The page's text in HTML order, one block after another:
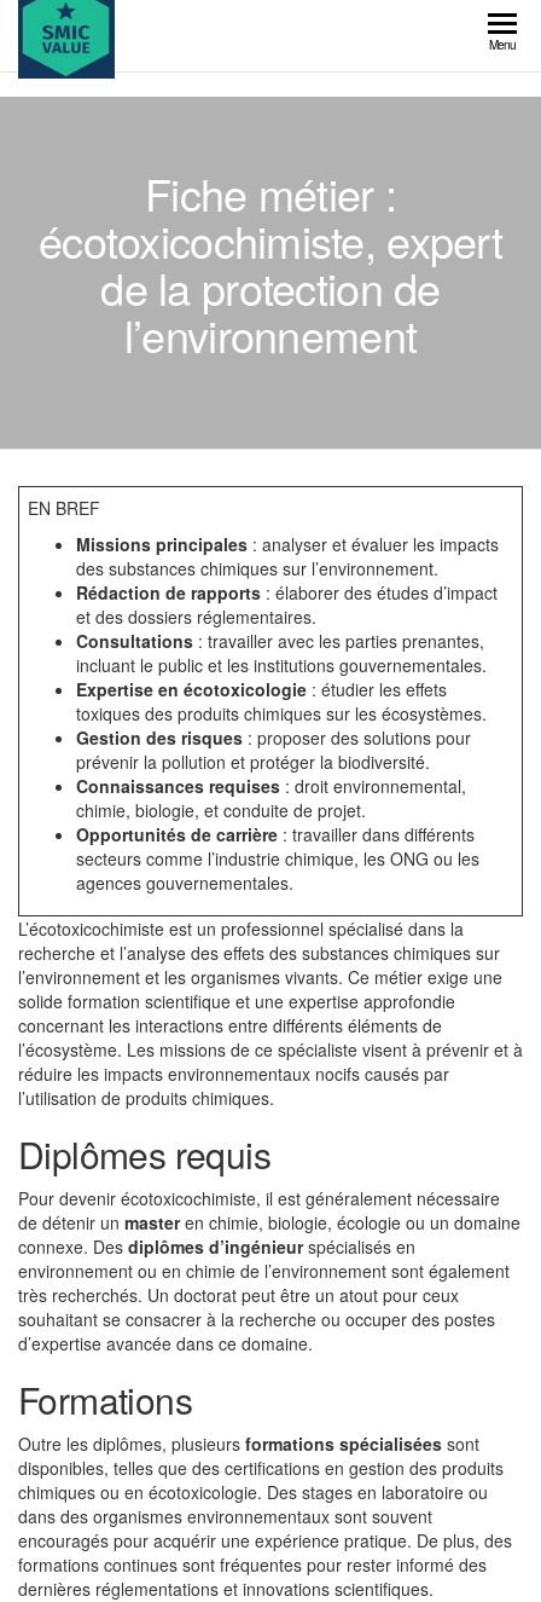
Skip
the
content
value
Menu
Fiche métier :
écotoxicochimiste, expert
de la protection de
l’environnement
EN BREF
Missions principales : analyser et évaluer les impacts
des substances chimiques sur l’environnement.
Rédaction de rapports : élaborer des études d’impact
et des dossiers réglementaires.
Consultations : travailler avec les parties prenantes,
incluant le public et les institutions gouvernementales.
Expertise en écotoxicologie : étudier les effets
toxiques des produits chimiques sur les écosystèmes.
Gestion des risques : proposer des solutions pour
prévenir la pollution et protéger la biodiversité.
Connaissances requises : droit environnemental,
chimie, biologie, et conduite de projet.
Opportunités de carrière : travailler dans différents
secteurs comme l’industrie chimique, les ONG ou les
agences gouvernementales.
L’écotoxicochimiste est un professionnel spécialisé dans la
recherche et l’analyse des effets des substances chimiques sur
l’environnement et les organismes vivants. Ce métier exige une
solide formation scientifique et une expertise approfondie
concernant les interactions entre différents éléments de
l’écosystème. Les missions de ce spécialiste visent à prévenir et à
réduire les impacts environnementaux nocifs causés par
l’utilisation de produits chimiques.
Diplômes requis
Pour devenir écotoxicochimiste, il est généralement nécessaire
de détenir un masteren chimie, biologie, écologie ou un domaine
connexe. Des diplômes d’ingénieurspécialisés en
environnement ou en chimie de l’environnement sont également
très recherchés. Un doctorat peut être un atout pour ceux
souhaitant se consacrer à la recherche ou occuper des postes
d’expertise avancée dans ce domaine.
Formations
Outre les diplômes, plusieurs formations spécialisées sont
disponibles, telles que des certifications en gestion des produits
chimiques ou en écotoxicologie. Des stages en laboratoire ou
dans des organismes environnementaux sont souvent
encouragés pour acquérir une expérience pratique. De plus, des
formations continues sont fréquentes pour rester informé des
dernières réglementations et innovations scientifiques.